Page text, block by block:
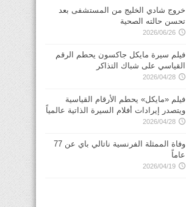
خروج شادي الخليج من المستشفى بعد
تحسن حالته الصحية
2026/06/26
فيلم سيرة مايكل جاكسون يحطم الرقم
القياسي على شباك التذاكر
2026/04/28
فيلم «مايكل» يحطم الأرقام القياسية
ويتصدر إيرادات أفلام السيرة الذاتية عالمياً
2026/04/28
وفاة الممثلة الفرنسية ناتالي باي عن 77
عاماً
2026/04/19